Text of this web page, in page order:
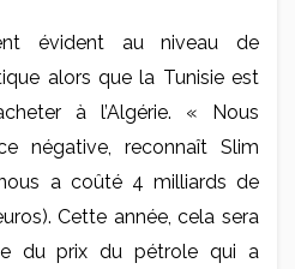
évident au niveau de
alors que la Tunisie est
à l’Algérie. « Nous
négative, reconnaît Slim
a coûté 4 milliards de
Cette année, cela sera
du prix du pétrole qui a